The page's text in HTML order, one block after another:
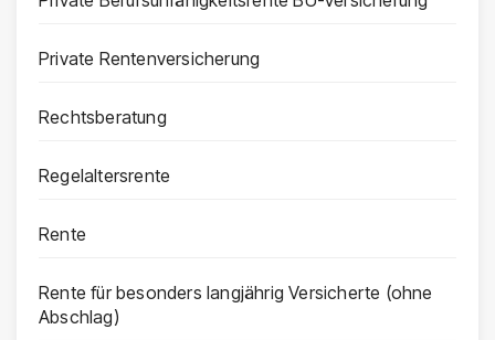
Private Rentenversicherung
Rechtsberatung
Regelaltersrente
Rente
Rente für besonders langjährig Versicherte (ohne
Abschlag)